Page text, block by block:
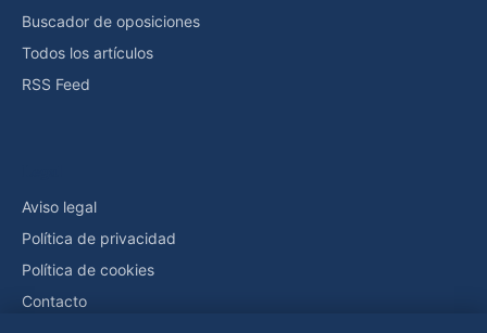
Buscador de oposiciones
Todos los artículos
RSS Feed
Aviso legal
Política de privacidad
Política de cookies
Contacto